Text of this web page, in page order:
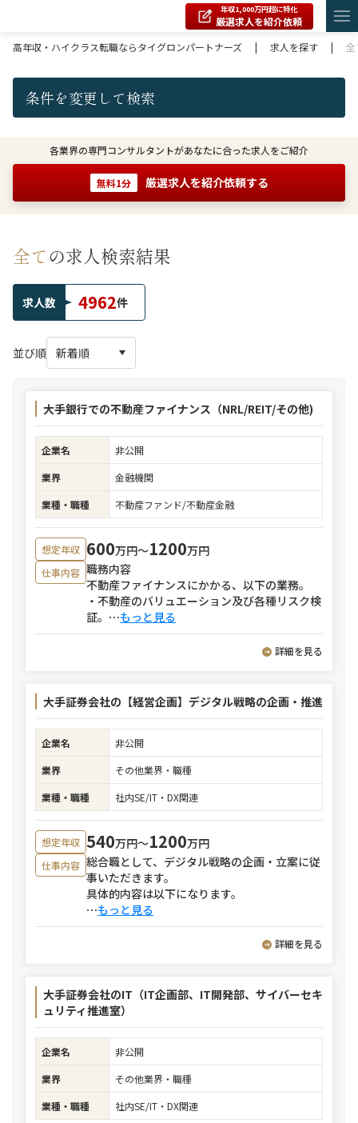
年収1,000万円超に特化
厳選求人を紹介依頼
高年収・ハイクラス転職ならタイグロンパートナーズ
| 求人を探す | 全
条件を変更して検索
各業界の専門コンサルタントがあなたに合った求人をご紹介
無料1分 厳選求人を紹介依頼する
全ての求人検索結果
求人数 4962件
並び順
大手銀行での不動産ファイナンス（NRL/REIT/その他)
企業名
非公開
業界
金融機関
業種・職種
不動産ファンド/不動産金融
想定年収 600万円〜1200万円
仕事内容 職務内容
不動産ファイナンスにかかる、以下の業務。
・不動産のバリュエーション及び各種リスク検
証。 ⋯もっと見る
詳細を見る
大手証券会社の【経営企画】デジタル戦略の企画・推進
企業名
非公開
業界
その他業界・職種
業種・職種
社内SE/IT・DX関連
想定年収 540万円〜1200万円
仕事内容 総合職として、デジタル戦略の企画・立案に従
事いただきます。
具体的内容は以下になります。
⋯もっと見る
詳細を見る
大手証券会社のIT（IT企画部、IT開発部、サイバーセキ
ュリティ推進室）
企業名
非公開
業界
その他業界・職種
業種・職種
社内SE/IT・DX関連